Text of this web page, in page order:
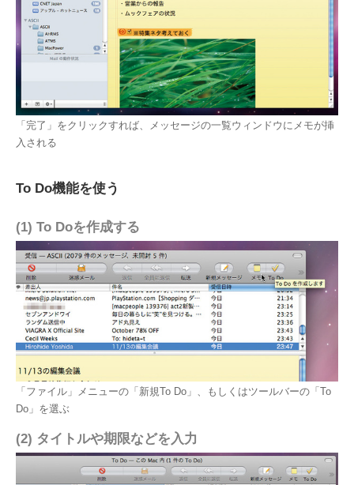
「完了」をクリックすれば、メッセージの一覧ウィンドウにメモが挿
入される
To Do機能を使う
(1) To Doを作成する
「ファイル」メニューの「新規To Do」、もしくはツールバーの「To
Do」を選ぶ
(2) タイトルや期限などを入力